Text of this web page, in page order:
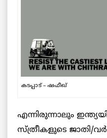
കടപ്പാട് – ഷഫീഖ്
എന്നിരുന്നാലും
സ്ത്രീകളുടെ ജാതി/